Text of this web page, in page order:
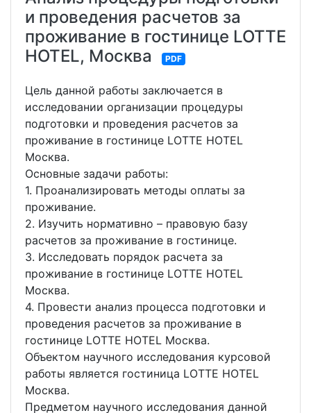
и проведения расчетов за
проживание в гостинице LOTTE
HOTEL, Москва
PDF
Цель данной работы заключается в
исследовании организации процедуры
подготовки и проведения расчетов за
проживание в гостинице LOTTE HOTEL
Москва.
Основные задачи работы:
1. Проанализировать методы оплаты за
проживание.
2. Изучить нормативно – правовую базу
расчетов за проживание в гостинице.
3. Исследовать порядок расчета за
проживание в гостинице LOTTE HOTEL
Москва.
4. Провести анализ процесса подготовки и
проведения расчетов за проживание в
гостинице LOTTE HOTEL Москва.
Объектом научного исследования курсовой
работы является гостиница LOTTE HOTEL
Москва.
Предметом научного исследования данной